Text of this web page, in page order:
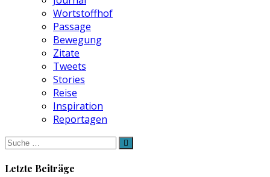
Wortstoffhof
Passage
Bewegung
Zitate
Tweets
Stories
Reise
Inspiration
Reportagen
Suche
nach:
Letzte Beiträge